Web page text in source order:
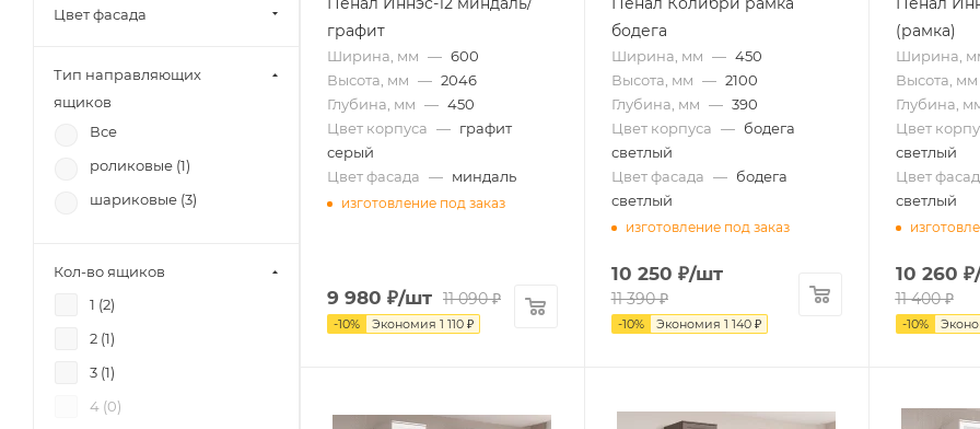
графит
Ширина, мм — 600
Высота, мм — 2046
Глубина, мм — 450
Цвет корпуса — графит
серый
Цвет фасада — миндаль
изготовление под заказ
9 980 ₽/шт 11 090₽
-10% Экономия 1 110 ₽
бодега
Ширина, мм — 450
Высота, мм — 2100
Глубина, мм — 390
Цвет корпуса — бодега
светлый
Цвет фасада — бодега
светлый
изготовление под заказ
10 250 ₽/шт
11 390₽
-10% Экономия 1 140₽
(рамка)
Ширина,
Высота, мм
Глубина,
Цвет
светлый
Цвет
светлый
10 260 ₽
11 400₽
-10%
Союз-Мебель (
12 стульев (5)
Диал (
Аквилон (
Зарон (
Цвет фасада
Тип направляющих
ящиков
Все
роликовые (1)
шариковые (3)
Кол-во ящиков
1 (2)
2 (1)
3 (1)
4 (0)